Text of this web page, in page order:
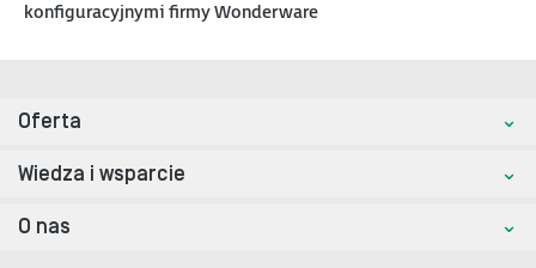
konfiguracyjnymi firmy Wonderware
Oferta
Wiedza i wsparcie
O nas